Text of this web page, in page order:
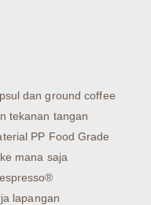
dan ground coffee
tekanan tangan
PP Food Grade
mana saja
lapangan